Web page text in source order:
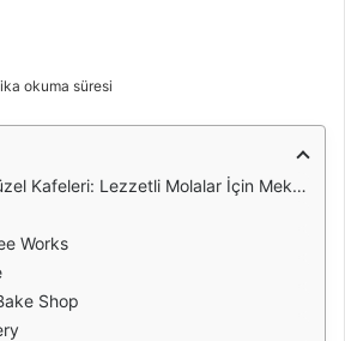
okuma süresi
Kafeleri: Lezzetli Molalar İçin Mekan Rehberi
Works
Shop